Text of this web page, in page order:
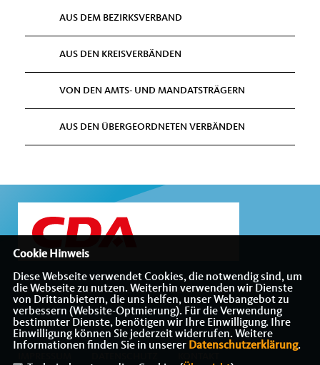
AUS DEM BEZIRKSVERBAND
AUS DEN KREISVERBÄNDEN
VON DEN AMTS- UND MANDATSTRÄGERN
AUS DEN ÜBERGEORDNETEN VERBÄNDEN
Internetauftritt des CDA-Bezirksverbandes Münsterland
Cookie Hinweis
Diese Webseite verwendet Cookies, die notwendig sind, um
die Webseite zu nutzen. Weiterhin verwenden wir Dienste
von Drittanbietern, die uns helfen, unser Webangebot zu
verbessern (Website-Optmierung). Für die Verwendung
bestimmter Dienste, benötigen wir Ihre Einwilligung. Ihre
Einwilligung können Sie jederzeit widerrufen. Weitere
Informationen finden Sie in unserer Datenschutzerklärung.